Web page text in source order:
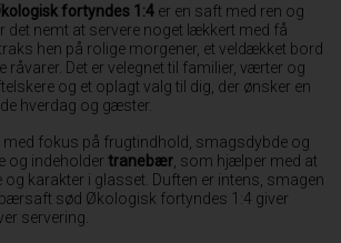
fortyndes 1:4 er en saft med ren og
det nemt at servere noget lækkert med få
hen på rolige morgener, et veldækket bord
Det er velegnet til familier, værter og
og et oplagt valg til dig, der ønsker en
hverdag og gæster.
med fokus på frugtindhold, smagsdybde og
og indeholder tranebær , som hjælper med at
karakter i glasset. Duften er intens, smagen
sød Økologisk fortyndes 1:4 giver
servering.